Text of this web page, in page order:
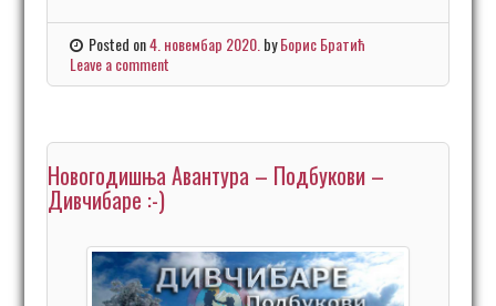
Posted on4. новембар 2020.byБорис Братић
Leave a comment
Новогодишња Авантура – Подбукови –
Дивчибаре :-)